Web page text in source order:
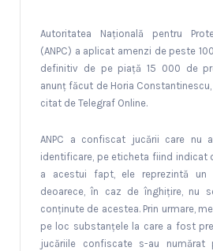
Autoritatea Națională pentru
(ANPC) a aplicat amenzi de peste
definitiv de pe piață 15 000 de
anunț făcut de Horia
citat de Telegraf Online.
ANPC a confiscat jucării care nu
identificare, pe eticheta fiind indicat
a acestui fapt, ele reprezintă un
deoarece, în caz de înghiţire, nu
conţinute de acestea. Prin urmare,
pe loc substanţele la care a fost
jucăriile confiscate s-au